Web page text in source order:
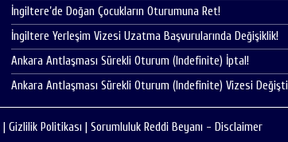
İngiltere’de Doğan Çocukların Oturumuna Ret!
İngiltere Yerleşim Vizesi Uzatma Başvurularında Değişiklik!
Ankara Antlaşması Sürekli Oturum (Indefinite) İptal!
Ankara Antlaşması Sürekli Oturum (Indefinite) Vizesi Değişti
Gizlilik Politikası Sorumluluk Reddi Beyanı - Disclaimer